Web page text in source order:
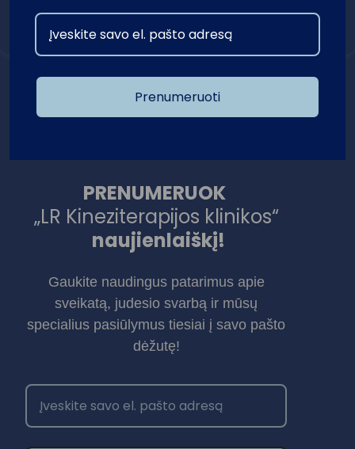
Užsiimti vietą
PRENUMERUOK
„LR Kineziterapijos klinikos“
naujienlaiškį!
Gaukite naudingus patarimus apie
sveikatą, judesio svarbą ir mūsų
specialius pasiūlymus tiesiai į savo pašto
dėžutę!
Prenumeruoti